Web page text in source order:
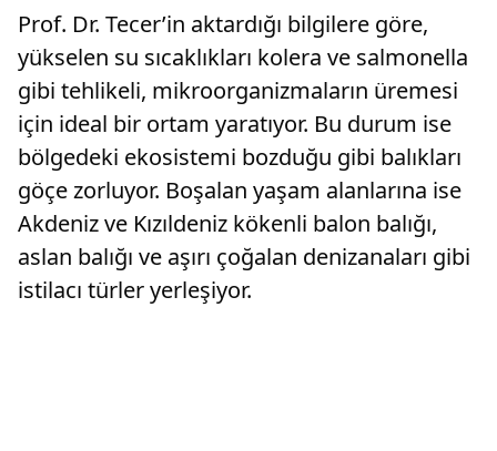
Prof. Dr. Tecer’in aktardığı bilgilere göre,
yükselen su sıcaklıkları kolera ve salmonella
gibi tehlikeli, mikroorganizmaların üremesi
için ideal bir ortam yaratıyor. Bu durum ise
bölgedeki ekosistemi bozduğu gibi balıkları
göçe zorluyor. Boşalan yaşam alanlarına ise
Akdeniz ve Kızıldeniz kökenli balon balığı,
aslan balığı ve aşırı çoğalan denizanaları gibi
istilacı türler yerleşiyor.